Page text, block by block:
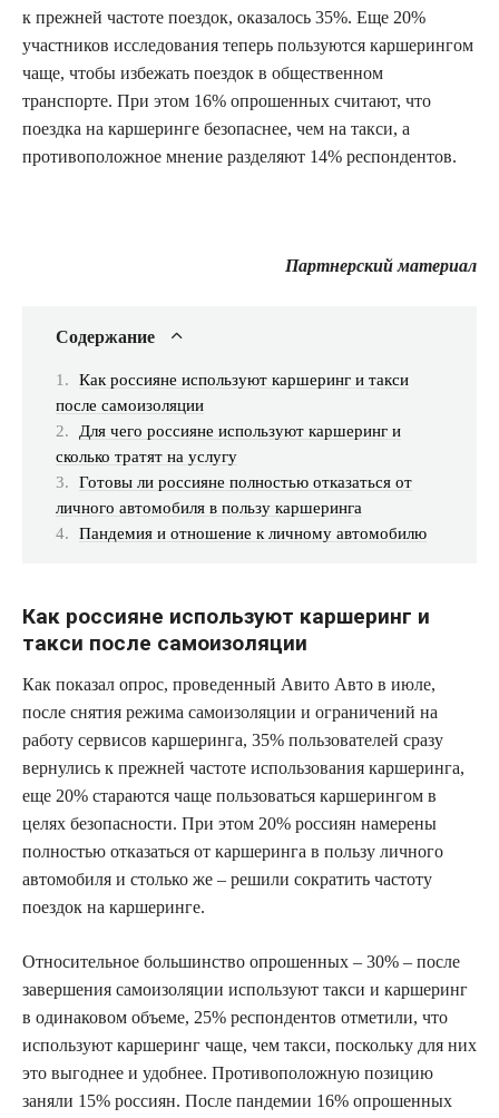
к прежней частоте поездок, оказалось 35%. Еще 20%
участников исследования теперь пользуются каршерингом
чаще, чтобы избежать поездок в общественном
транспорте. При этом 16% опрошенных считают, что
поездка на каршеринге безопаснее, чем на такси, а
противоположное мнение разделяют 14% респондентов.
Партнерский материал
Содержание
Как россияне используют каршеринг и такси
после самоизоляции
Для чего россияне используют каршеринг и
сколько тратят на услугу
Готовы ли россияне полностью отказаться от
личного автомобиля в пользу каршеринга
Пандемия и отношение к личному автомобилю
Как россияне используют каршеринг и
такси после самоизоляции
Как показал опрос, проведенный Авито Авто в июле,
после снятия режима самоизоляции и ограничений на
работу сервисов каршеринга, 35% пользователей сразу
вернулись к прежней частоте использования каршеринга,
еще 20% стараются чаще пользоваться каршерингом в
целях безопасности. При этом 20% россиян намерены
полностью отказаться от каршеринга в пользу личного
автомобиля и столько же – решили сократить частоту
поездок на каршеринге.
Относительное большинство опрошенных – 30% – после
завершения самоизоляции используют такси и каршеринг
в одинаковом объеме, 25% респондентов отметили, что
используют каршеринг чаще, чем такси, поскольку для них
это выгоднее и удобнее. Противоположную позицию
заняли 15% россиян. После пандемии 16% опрошенных